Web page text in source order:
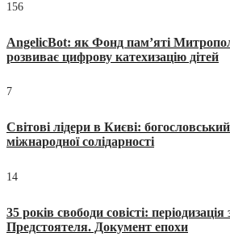
156
AngelicBot: як Фонд пам’яті
розвиває цифрову катехизацію дітей
7
Світові лідери в Києві:
міжнародної солідарності
14
35 років свободи совісті: періодизація
Предстоятеля. Документ епохи